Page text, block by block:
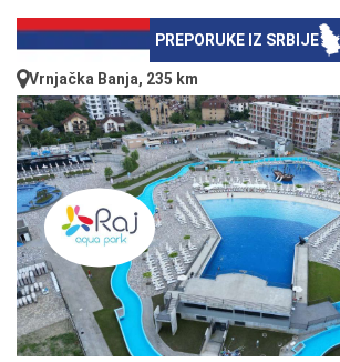
PREPORUKE IZ SRBIJE
Vrnjačka Banja, 235 km